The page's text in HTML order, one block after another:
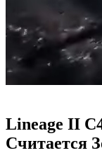
Lineage II
Считается